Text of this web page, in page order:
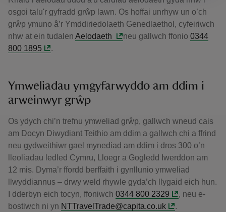
osgoi talu'r gyfradd grŵp lawn. Os hoffai unrhyw un o’ch
grŵp ymuno â’r Ymddiriedolaeth Genedlaethol, cyfeiriwch
nhw at ein tudalen Aelodaeth neu gallwch ffonio0344
800 1895
.
Ymweliadau ymgyfarwyddo am ddim i
arweinwyr grŵp
Os ydych chi’n trefnu ymweliad grŵp, gallwch wneud cais
am Docyn Diwydiant Teithio am ddim a gallwch chi a ffrind
neu gydweithiwr gael mynediad am ddim i dros 300 o’n
lleoliadau ledled Cymru, Lloegr a Gogledd Iwerddon am
12 mis. Dyma’r ffordd berffaith i gynllunio ymweliad
llwyddiannus – drwy weld rhywle gyda’ch llygaid eich hun.
I dderbyn eich tocyn, ffoniwch 0344 800 2329
, neu e-
bostiwch ni yn NTTravelTrade@capita.co.uk .